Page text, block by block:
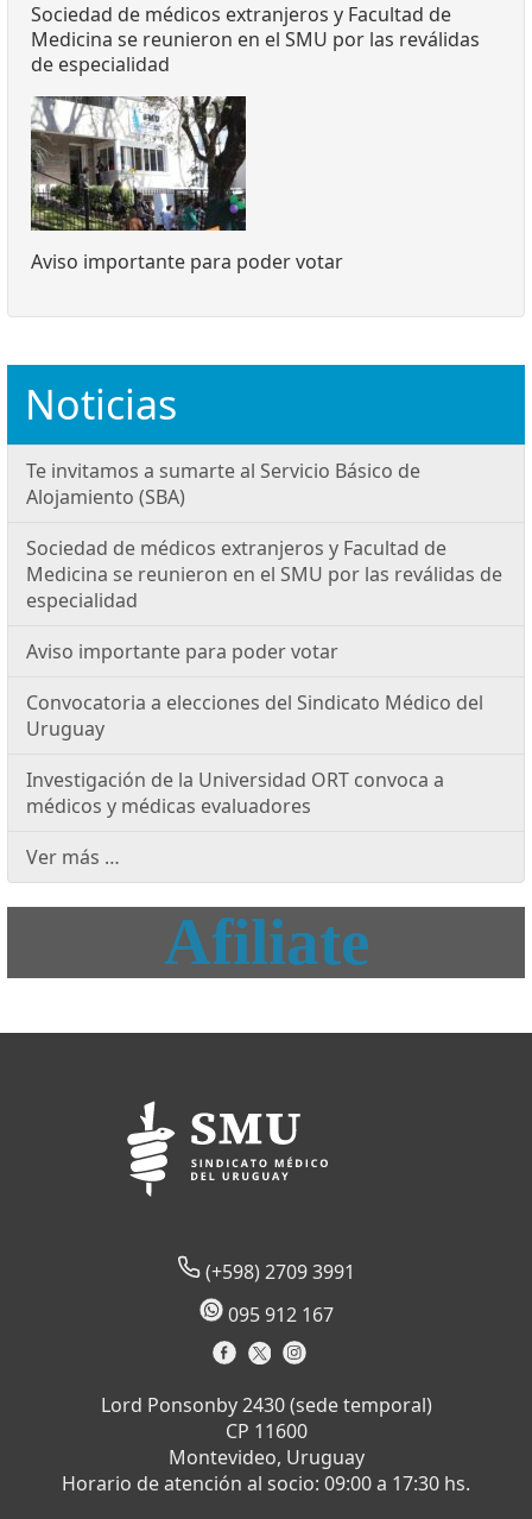
Sociedad de médicos extranjeros y Facultad de
Medicina se reunieron en el SMU por las reválidas
de especialidad
Aviso importante para poder votar
Noticias
Te invitamos a sumarte al Servicio Básico de
Alojamiento (SBA)
Sociedad de médicos extranjeros y Facultad de
Medicina se reunieron en el SMU por las reválidas de
especialidad
Aviso importante para poder votar
Convocatoria a elecciones del Sindicato Médico del
Uruguay
Investigación de la Universidad ORT convoca a
médicos y médicas evaluadores
Ver más …
Afiliate
(+598) 2709 3991
095 912 167
Lord Ponsonby 2430 (sede temporal)
CP 11600
Montevideo, Uruguay
Horario de atención al socio: 09:00 a 17:30 hs.